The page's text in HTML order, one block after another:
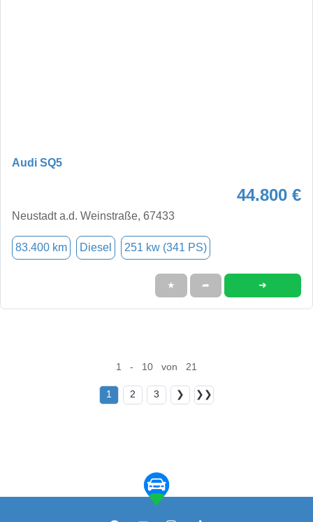
Audi SQ5
44.800 €
Neustadt a.d. Weinstraße, 67433
83.400 km Diesel 251 kw (341 PS)
★ ➦ ➜
1 - 10 von 21
1 2 3 ❯ ❯❯